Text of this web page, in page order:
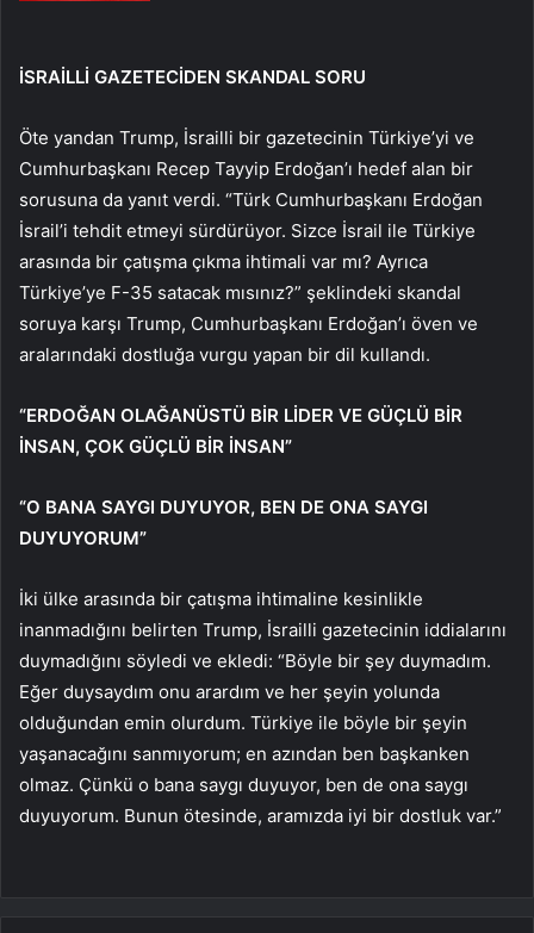
İSRAİLLİ GAZETECİDEN SKANDAL SORU
Öte yandan Trump, İsrailli bir gazetecinin Türkiye’yi ve
Cumhurbaşkanı Recep Tayyip Erdoğan’ı hedef alan bir
sorusuna da yanıt verdi. “Türk Cumhurbaşkanı Erdoğan
İsrail’i tehdit etmeyi sürdürüyor. Sizce İsrail ile Türkiye
arasında bir çatışma çıkma ihtimali var mı? Ayrıca
Türkiye’ye F-35 satacak mısınız?” şeklindeki skandal
soruya karşı Trump, Cumhurbaşkanı Erdoğan’ı öven ve
aralarındaki dostluğa vurgu yapan bir dil kullandı.
“ERDOĞAN OLAĞANÜSTÜ BİR LİDER VE GÜÇLÜ BİR
İNSAN, ÇOK GÜÇLÜ BİR İNSAN”
“O BANA SAYGI DUYUYOR, BEN DE ONA SAYGI
DUYUYORUM”
İki ülke arasında bir çatışma ihtimaline kesinlikle
inanmadığını belirten Trump, İsrailli gazetecinin iddialarını
duymadığını söyledi ve ekledi: “Böyle bir şey duymadım.
Eğer duysaydım onu arardım ve her şeyin yolunda
olduğundan emin olurdum. Türkiye ile böyle bir şeyin
yaşanacağını sanmıyorum; en azından ben başkanken
olmaz. Çünkü o bana saygı duyuyor, ben de ona saygı
duyuyorum. Bunun ötesinde, aramızda iyi bir dostluk var.”